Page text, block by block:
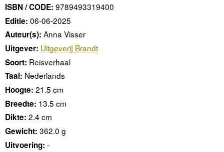
ISBN / CODE: 9789493319400
Editie: 06-06-2025
Auteur(s): Anna Visser
Uitgever: Uitgeverij Brandt
Soort: Reisverhaal
Taal: Nederlands
Hoogte: 21.5 cm
Breedte: 13.5 cm
Dikte: 2.4 cm
Gewicht: 362.0 g
Uitvoering: -